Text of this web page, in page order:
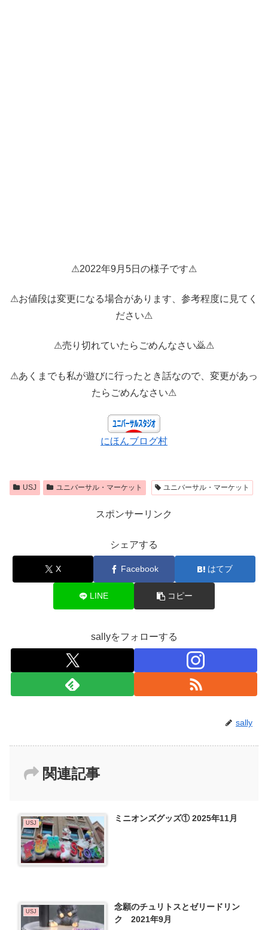
⚠2022年9月5日の様子です⚠
⚠お値段は変更になる場合があります、参考程度に見てく
ださい⚠
⚠売り切れていたらごめんなさい🙇⚠
⚠あくまでも私が遊びに行ったとき話なので、変更があっ
たらごめんなさい⚠
にほんブログ村
USJ ユニバーサル・マーケット ユニバーサル・マーケット
スポンサーリンク
シェアする
X Facebook はてブ
LINE コピー
sallyをフォローする
sally
関連記事
USJ ミニオンズグッズ① 2025年11月
USJ
念願のチュリトスとゼリードリン
ク 2021年9月